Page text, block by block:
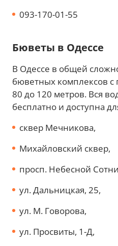
093-170-01-55
Бюветы в Одессе
В Одессе в общей
бюветных комплексов с
80 до 120 метров. Вся
бесплатно и доступна
сквер Мечникова,
Михайловский сквер,
просп. Небесной
ул. Дальницкая, 25,
ул. М. Говорова,
ул. Просвиты, 1-Д,